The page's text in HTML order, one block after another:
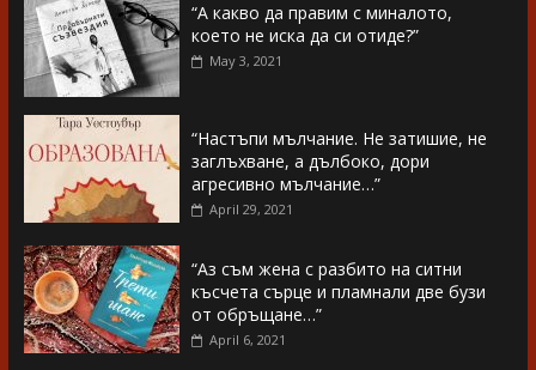
“А какво да правим с миналото,
което не иска да си отиде?”
May 3, 2021
“Настъпи мълчание. Не затишие, не
заглъхване, а дълбоко, дори
агресивно мълчание…”
April 29, 2021
“Аз съм жена с разбито на ситни
късчета сърце и пламнали две бузи
от обръщане…”
April 6, 2021